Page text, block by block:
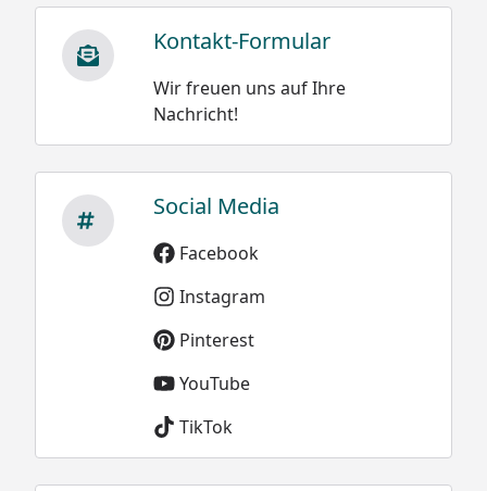
Kontakt-Formular
Wir freuen uns auf Ihre
Nachricht!
Social Media
Facebook
Instagram
Pinterest
YouTube
TikTok